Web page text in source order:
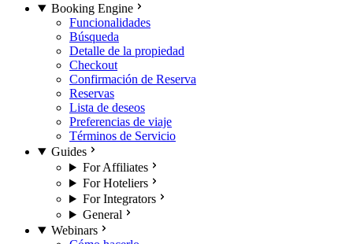
Booking Engine
Funcionalidades
Búsqueda
Detalle de la propiedad
Checkout
Confirmación de Reserva
Reservas
Lista de deseos
Preferencias de viaje
Términos de Servicio
Guides
For Affiliates
For Hoteliers
For Integrators
General
Webinars